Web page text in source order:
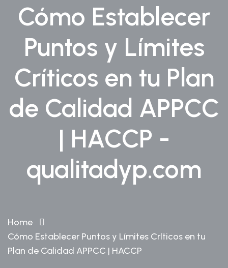
Cómo Establecer
Puntos y Límites
Críticos en tu Plan
de Calidad APPCC
| HACCP -
qualitadyp.com
Home
Cómo Establecer Puntos y Límites Críticos en tu
Plan de Calidad APPCC | HACCP